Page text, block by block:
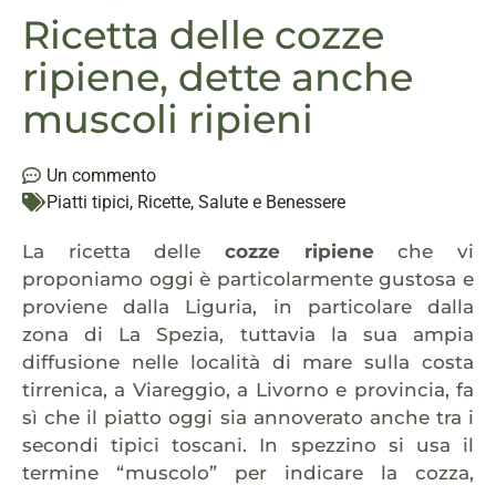
Ricetta delle cozze
ripiene, dette anche
muscoli ripieni
Un commento
Piatti tipici, Ricette, Salute e Benessere
La ricetta delle cozze ripieneche vi
proponiamo oggi è particolarmente gustosa e
proviene dalla Liguria, in particolare dalla
zona di La Spezia, tuttavia la sua ampia
diffusione nelle località di mare sulla costa
tirrenica, a Viareggio, a Livorno e provincia, fa
sì che il piatto oggi sia annoverato anche tra i
secondi tipici toscani. In spezzino si usa il
termine “muscolo” per indicare la cozza,